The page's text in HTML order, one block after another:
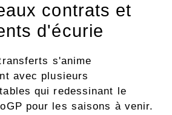
contrats et
d'écurie
s'anime
avec plusieurs
qui redessinant le
pour les saisons à venir.